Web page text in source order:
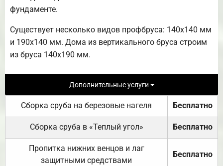
фундаменте.
Существует несколько видов профбруса: 140х140 мм
и 190х140 мм. Дома из вертикального бруса строим
из бруса 140х190 мм.
Дополнительные услуги
Сборка сруба на березовые нагеля Бесплатно
Сборка сруба в «Теплый угол» Бесплатно
Пропитка нижних венцов и лаг
защитными средствами
Бесплатно